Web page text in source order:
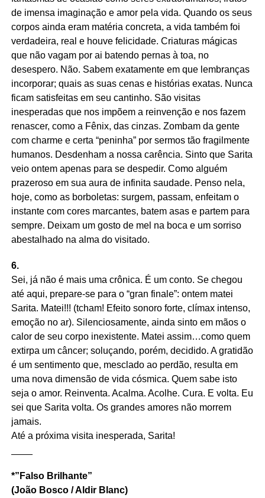
de imensa imaginação e amor pela vida. Quando os seus
corpos ainda eram matéria concreta, a vida também foi
verdadeira, real e houve felicidade. Criaturas mágicas
que não vagam por ai batendo pernas à toa, no
desespero. Não. Sabem exatamente em que lembranças
incorporar; quais as suas cenas e histórias exatas. Nunca
ficam satisfeitas em seu cantinho. São visitas
inesperadas que nos impõem a reinvenção e nos fazem
renascer, como a Fênix, das cinzas. Zombam da gente
com charme e certa “peninha” por sermos tão fragilmente
humanos. Desdenham a nossa carência. Sinto que Sarita
veio ontem apenas para se despedir. Como alguém
prazeroso em sua aura de infinita saudade. Penso nela,
hoje, como as borboletas: surgem, passam, enfeitam o
instante com cores marcantes, batem asas e partem para
sempre. Deixam um gosto de mel na boca e um sorriso
abestalhado na alma do visitado.
6.
Sei, já não é mais uma crônica. É um conto. Se chegou
até aqui, prepare-se para o “gran finale”: ontem matei
Sarita. Matei!!! (tcham! Efeito sonoro forte, clímax intenso,
emoção no ar). Silenciosamente, ainda sinto em mãos o
calor de seu corpo inexistente. Matei assim…como quem
extirpa um câncer; soluçando, porém, decidido. A gratidão
é um sentimento que, mesclado ao perdão, resulta em
uma nova dimensão de vida cósmica. Quem sabe isto
seja o amor. Reinventa. Acalma. Acolhe. Cura. E volta. Eu
sei que Sarita volta. Os grandes amores não morrem
jamais.
Até a próxima visita inesperada, Sarita!
*”Falso Brilhante”
(João Bosco / Aldir Blanc)